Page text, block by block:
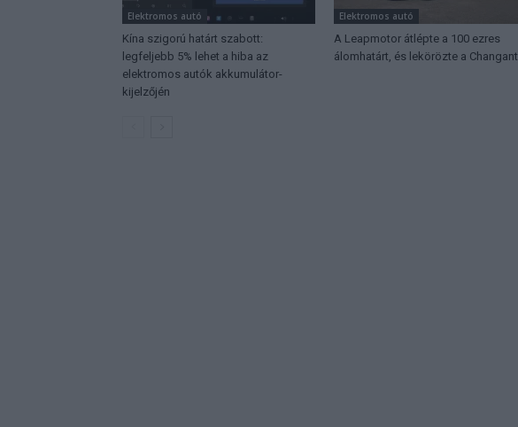
Elektromos autó
Kína szigorú határt szabott:
legfeljebb 5% lehet a hiba az
elektromos autók akkumulátor-
kijelzőjén
Elektromos autó
A Leapmotor átlépte a 100 ezres
álomhatárt, és lekörözte a Changant